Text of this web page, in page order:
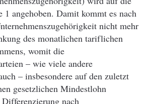
1 angehoben. Damit kommt es nach
nicht mehr
des monatlichen tariflichen
womit die
– wie viele andere
– insbesondere auf den zuletzt
gesetzlichen Mindestlohn
nach